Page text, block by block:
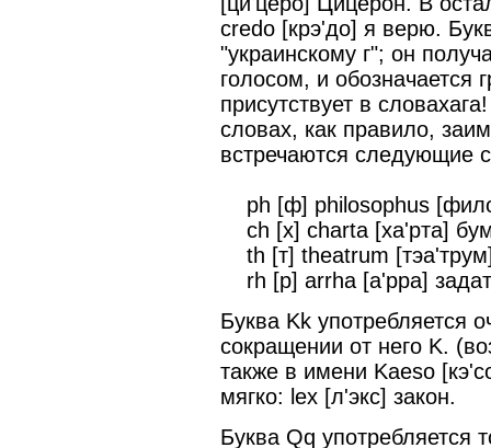
credo [крэ'до] я верю.
"украинскому г"; он
голосом, и обозначается
присутствует в
словах, как правило,
встречаются следующие
ph [ф] philosophus
ch [х] charta [ха'рта]
th [т] theatrum
rh [р] arrha [а'рра]
Буква Kk употребляется
сокращении от него K.
также в имени Kaeso
мягко: lex [л'экс] закон.
Буква Qq употребляется